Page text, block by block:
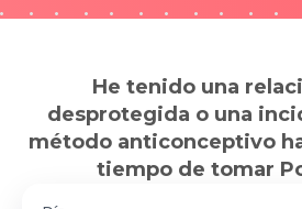
He tenido una
desprotegida o una
método anticonceptivo
tiempo de tomar